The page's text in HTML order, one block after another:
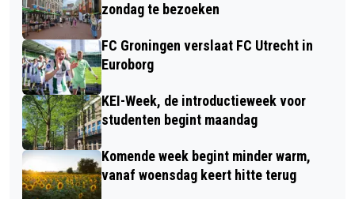
zondag te bezoeken
FC Groningen verslaat FC Utrecht in
Euroborg
KEI-Week, de introductieweek voor
studenten begint maandag
Komende week begint minder warm,
vanaf woensdag keert hitte terug